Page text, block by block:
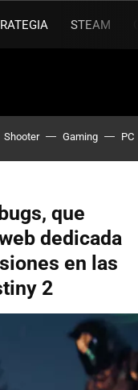
STEAM
Shooter Gaming PC
que
dedicada
en las
2